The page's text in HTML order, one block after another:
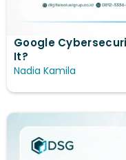
Google
It?
Nadia Kamila